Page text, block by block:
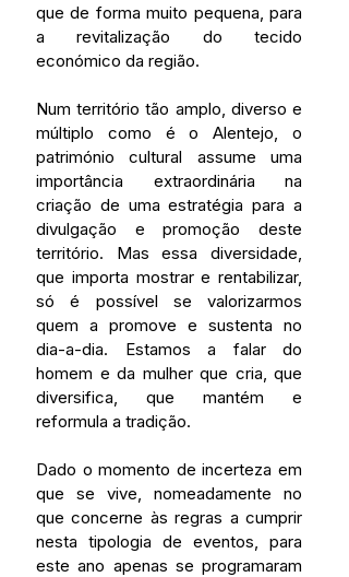
que de forma muito pequena, para
a revitalização do tecido
económico da região.
Num território tão amplo, diverso e
múltiplo como é o Alentejo, o
património cultural assume uma
importância extraordinária na
criação de uma estratégia para a
divulgação e promoção deste
território. Mas essa diversidade,
que importa mostrar e rentabilizar,
só é possível se valorizarmos
quem a promove e sustenta no
dia-a-dia. Estamos a falar do
homem e da mulher que cria, que
diversifica, que mantém e
reformula a tradição.
Dado o momento de incerteza em
que se vive, nomeadamente no
que concerne às regras a cumprir
nesta tipologia de eventos, para
este ano apenas se programaram